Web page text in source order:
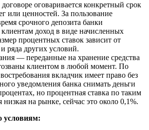
оговаривается конкретный срок
или ценностей. За пользование
срочного депозита банки
доход в виде начисленных
процентных ставок зависит от
ряда других условий.
— переданные на хранение средства
клиентом в любой момент. По
вкладчик имеет право без
уведомления банка снимать деньги
но процентная ставка по таким
низкая на рынке, сейчас это около 0,1%.
условиям: